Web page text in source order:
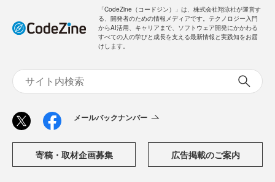
ログイン
からAI活用、キャリアまで、ソフトウェア開発にかかわる
すべての人の学びと成長を支える最新情報と実践知をお届